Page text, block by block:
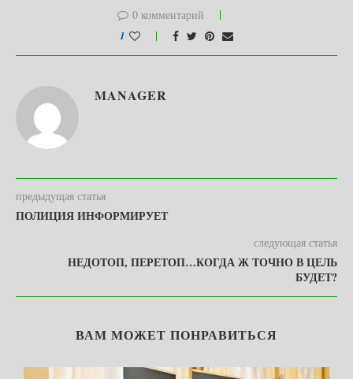
0 комментарий
1
MANAGER
предыдущая статья
ПОЛИЦИЯ ИНФОРМИРУЕТ
следующая статья
НЕДОТОП, ПЕРЕТОП…КОГДА Ж ТОЧНО В ЦЕЛЬ
БУДЕТ?
ВАМ МОЖЕТ ПОНРАВИТЬСЯ